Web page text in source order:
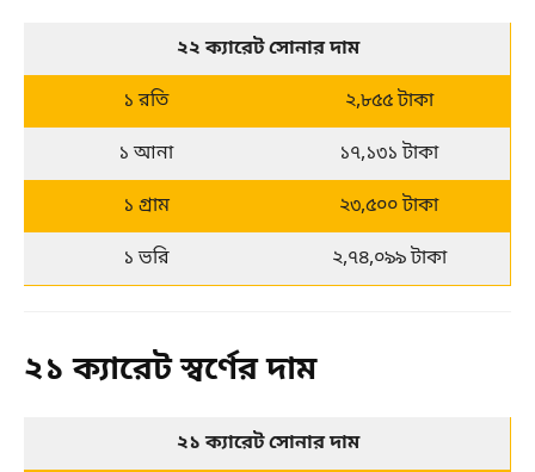
২২ ক্যারেট সোনার দাম
১ রতি
২,৮৫৫ টাকা
১ আনা
১৭,১৩১ টাকা
১ গ্রাম
২৩,৫০০ টাকা
১ ভরি
২,৭৪,০৯৯ টাকা
২১ ক্যারেট স্বর্ণের দাম
২১ ক্যারেট সোনার দাম